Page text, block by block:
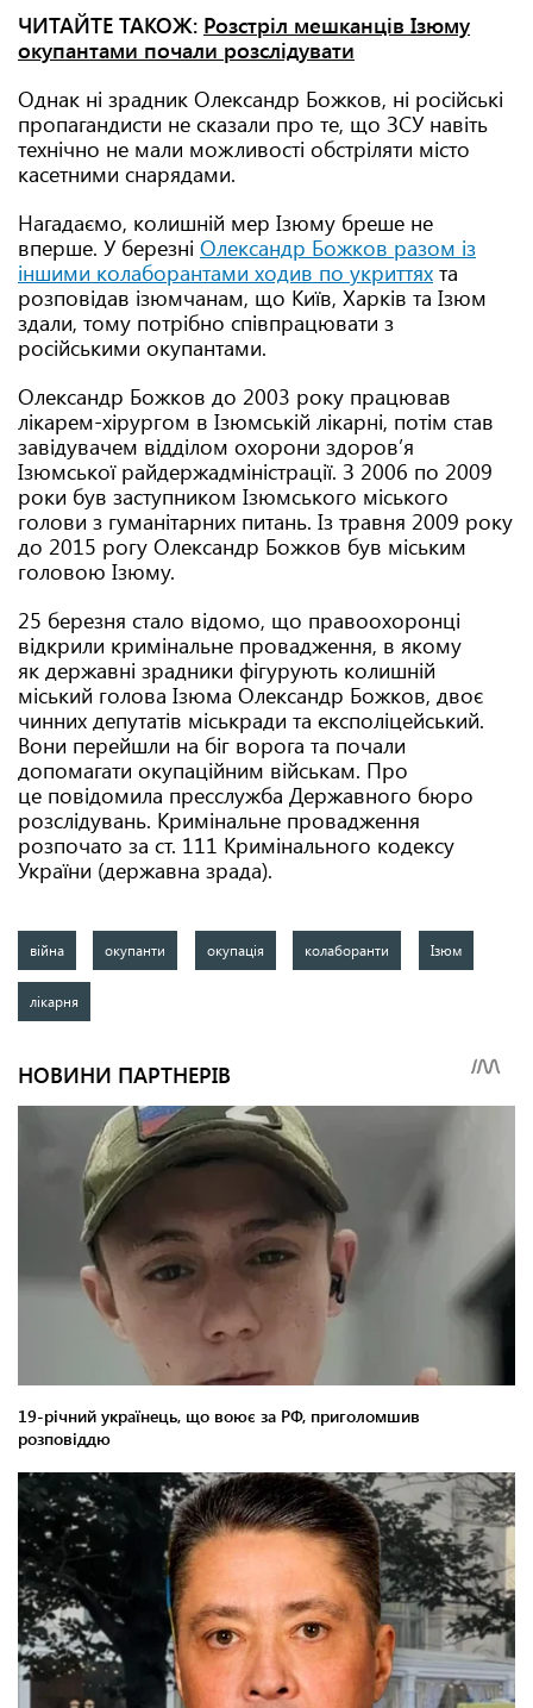
ЧИТАЙТЕ ТАКОЖ: Розстріл мешканців Ізюму
окупантами почали розслідувати
Однак ні зрадник Олександр Божков, ні російські
пропагандисти не сказали про те, що ЗСУ навіть
технічно не мали можливості обстріляти місто
касетними снарядами.
Нагадаємо, колишній мер Ізюму бреше не
вперше. У березні Олександр Божков разом із
іншими колаборантами ходив по укриттях та
розповідав ізюмчанам, що Київ, Харків та Ізюм
здали, тому потрібно співпрацювати з
російськими окупантами.
Олександр Божков до 2003 року працював
лікарем-хірургом в Ізюмській лікарні, потім став
завідувачем відділом охорони здоров’я
Ізюмської райдержадміністрації. З 2006 по 2009
роки був заступником Ізюмського міського
голови з гуманітарних питань. Із травня 2009 року
до 2015 рогу Олександр Божков був міським
головою Ізюму.
25 березня стало відомо, що правоохоронці
відкрили кримінальне провадження, в якому
як державні зрадники фігурують колишній
міський голова Ізюма Олександр Божков, двоє
чинних депутатів міськради та експоліцейський.
Вони перейшли на біг ворога та почали
допомагати окупаційним військам. Про
це повідомила пресслужба Державного бюро
розслідувань. Кримінальне провадження
розпочато за ст. 111 Кримінального кодексу
України (державна зрада).
війна окупанти окупація колаборанти Ізюм
лікарня